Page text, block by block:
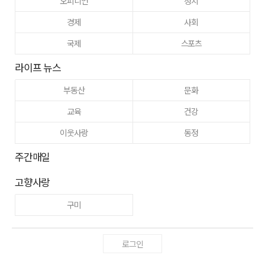
경제
사회
국제
스포츠
라이프 뉴스
부동산
문화
교육
건강
이웃사랑
동정
주간매일
고향사랑
구미
로그인